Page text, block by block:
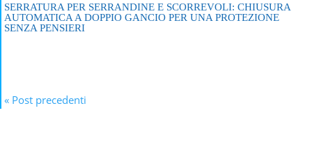
SERRATURA PER SERRANDINE E SCORREVOLI: CHIUSURA
AUTOMATICA A DOPPIO GANCIO PER UNA PROTEZIONE
SENZA PENSIERI
« Post precedenti